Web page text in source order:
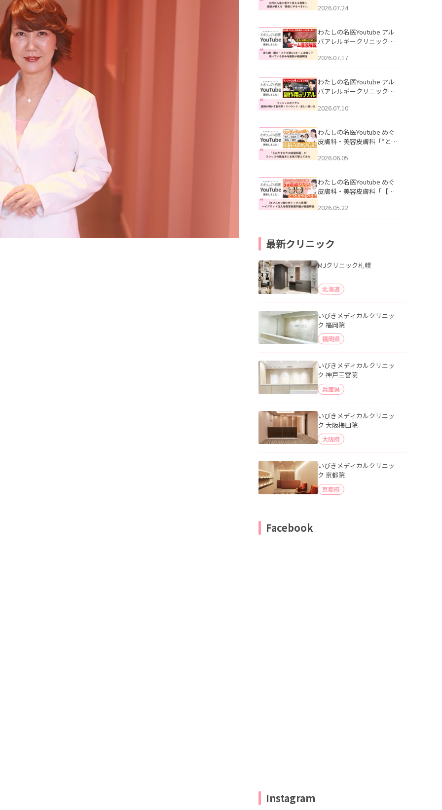
える男性へ｜医師が教える
公開いたしました。
2026.07.24
わたしの名医Youtube アル
バアレルギークリニック札
跡にVビームは効く？向いて
説」を公開いたしました。
2026.07.17
わたしの名医Youtube アル
バアレルギークリニック札
医師が明かす副作用・リバ
公開いたしました。
2026.07.10
わたしの名医Youtube めぐ
皮膚科・美容皮膚科「”とお
ッズの肌悩みに本気で答え
た。
2026.06.05
わたしの名医Youtube めぐ
皮膚科・美容皮膚科「【ヒ
用】ハイブリッド注入を美
2026.05.22
最新クリニック
MJクリニック札幌
北海道
いびきメディカルクリニッ
ク 福岡院
福岡県
いびきメディカルクリニッ
ク 神戸三宮院
兵庫県
いびきメディカルクリニッ
ク 大阪梅田院
大阪府
いびきメディカルクリニッ
ク 京都院
京都府
Facebook
Instagram